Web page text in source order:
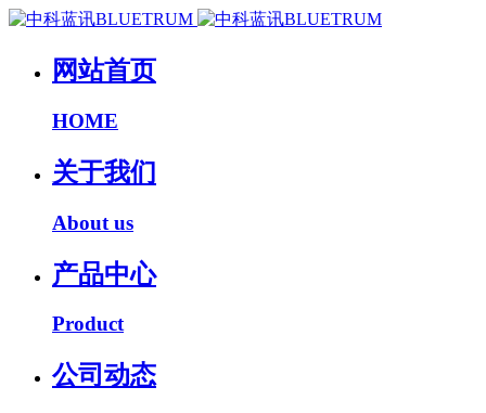
网站首页
HOME
关于我们
About us
产品中心
Product
公司动态